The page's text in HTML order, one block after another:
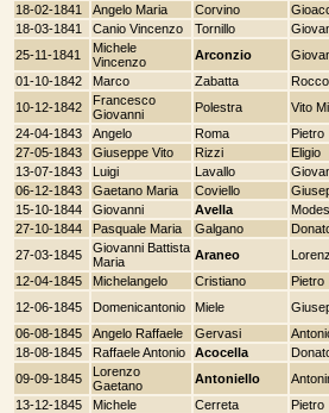
18-02-1841
Angelo Maria Corvino
18-03-1841
Canio Vincenzo Tornillo
25-11-1841
Michele
Vincenzo
Arconzio
01-10-1842
Marco Zabatta Rocco
10-12-1842
Francesco
Giovanni
Polestra Vito
24-04-1843
Angelo Roma Pietro
27-05-1843
Giuseppe Vito Rizzi Eligio
13-07-1843
Luigi Lavallo
06-12-1843
Gaetano Maria Coviello
15-10-1844
Giovanni Avella
27-10-1844
Pasquale Maria Galgano
27-03-1845
Giovanni Battista
Maria
Araneo
12-04-1845
Michelangelo Cristiano Pietro
12-06-1845
Domenicantonio Miele
06-08-1845
Angelo Raffaele Gervasi
18-08-1845
Raffaele Antonio Acocella
09-09-1845
Lorenzo
Gaetano
Antoniello
13-12-1845
Michele Cerreta Pietro